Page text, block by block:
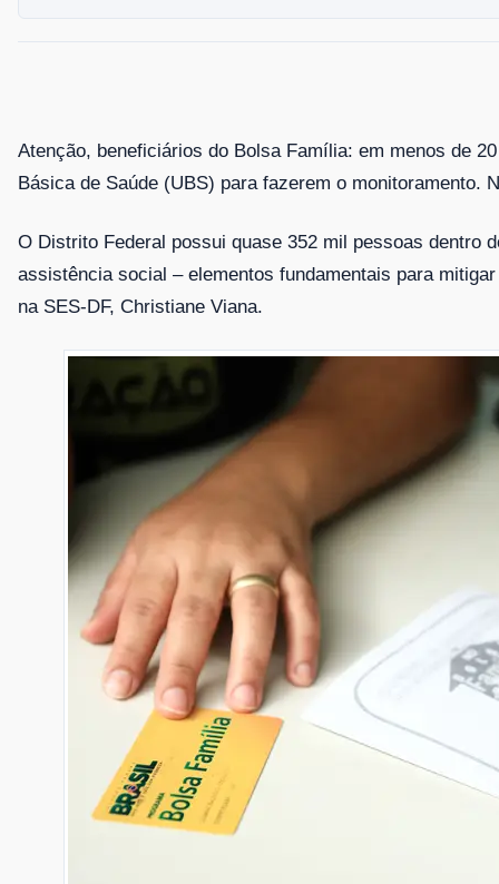
Atenção, beneficiários do Bolsa Família: em menos de
Básica de Saúde (UBS) para fazerem o monitoramento.
O Distrito Federal possui quase 352 mil pessoas dentro
assistência social – elementos fundamentais para
na SES-DF, Christiane Viana.